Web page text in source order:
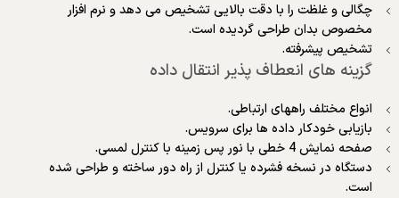
چگالی و غلظت را با دقت بالایی تشخیص می دهد و نرم افزار
مخصوص بدان طراحی گردیده است.
تشخیص پیشرفته.
گزینه های انعطاف پذیر انتقال داده
انواع مختلف راههای ارتباطی.
بازیابی خودکار داده ها برای سرویس.
صفحه نمایش 4 خطی با نور پس زمینه با کنترل لمسی.
دستگاه در نسخه فشرده یا کنترل از راه دور ساخته و طراحی شده
است.